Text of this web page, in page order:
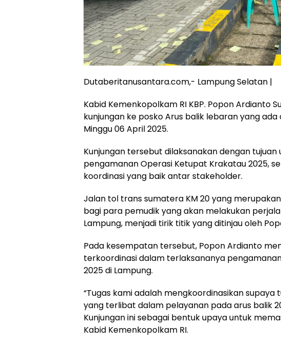
Dutaberitanusantara.com,- Lampung Selatan |
Kabid Kemenkopolkam RI KBP. Popon Ardianto
kunjungan ke posko Arus balik lebaran yang
Minggu 06 April 2025.
Kunjungan tersebut dilaksanakan dengan
pengamanan Operasi Ketupat Krakatau 2025,
koordinasi yang baik antar stakeholder.
Jalan tol trans sumatera KM 20 yang
bagi para pemudik yang akan melakukan
Lampung, menjadi tirik titik yang ditinjau oleh
Pada kesempatan tersebut, Popon Ardianto
terkoordinasi dalam terlaksananya
2025 di Lampung.
“Tugas kami adalah mengkoordinasikan
yang terlibat dalam pelayanan pada arus balik
Kunjungan ini sebagai bentuk upaya untuk
Kabid Kemenkopolkam RI.